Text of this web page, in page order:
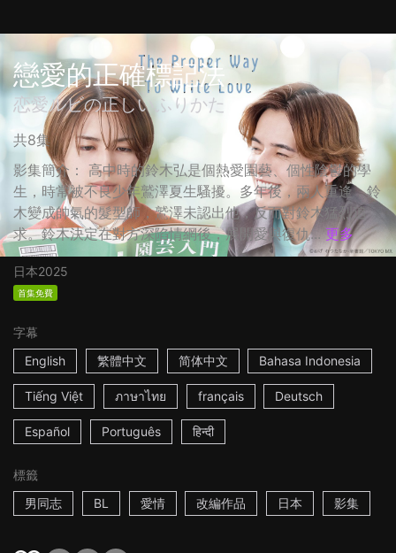
戀愛的正確標記法
恋愛ルビの正しいふりかた
共8集
影集簡介： 高中時的鈴木弘是個熱愛園藝、個性陰鬱的學
生，時常被不良少年鷲澤夏生騷擾。多年後，兩人重逢，鈴
木變成帥氣的髮型師，鷲澤未認出他，反而對鈴木猛烈追
求。鈴木決定在對方深陷情網後，展開愛與復仇... 更多
日本2025
首集免費
字幕
English
繁體中文 简体中文 Bahasa Indonesia
Tiếng Việt ภาษาไทย français Deutsch
Español Português हिन्दी
標籤
男同志
BL 愛情 改編作品 日本 影集